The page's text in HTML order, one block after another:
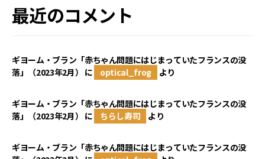
最近のコメント
ギヨーム・ブラン「赤ちゃん問題にはじまっていたフランスの没
落」（2023年2月） に optical_frog より
ギヨーム・ブラン「赤ちゃん問題にはじまっていたフランスの没
落」（2023年2月） に ちらし寿司 より
ギヨーム・ブラン「赤ちゃん問題にはじまっていたフランスの没